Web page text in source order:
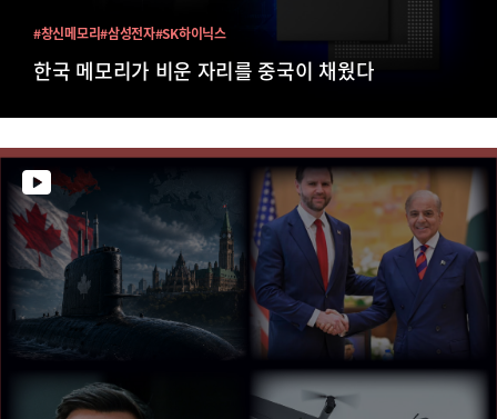
한국 메모리가 비운 자리를 중국이 채웠다
#창신메모리#삼성전자#SK하이닉스